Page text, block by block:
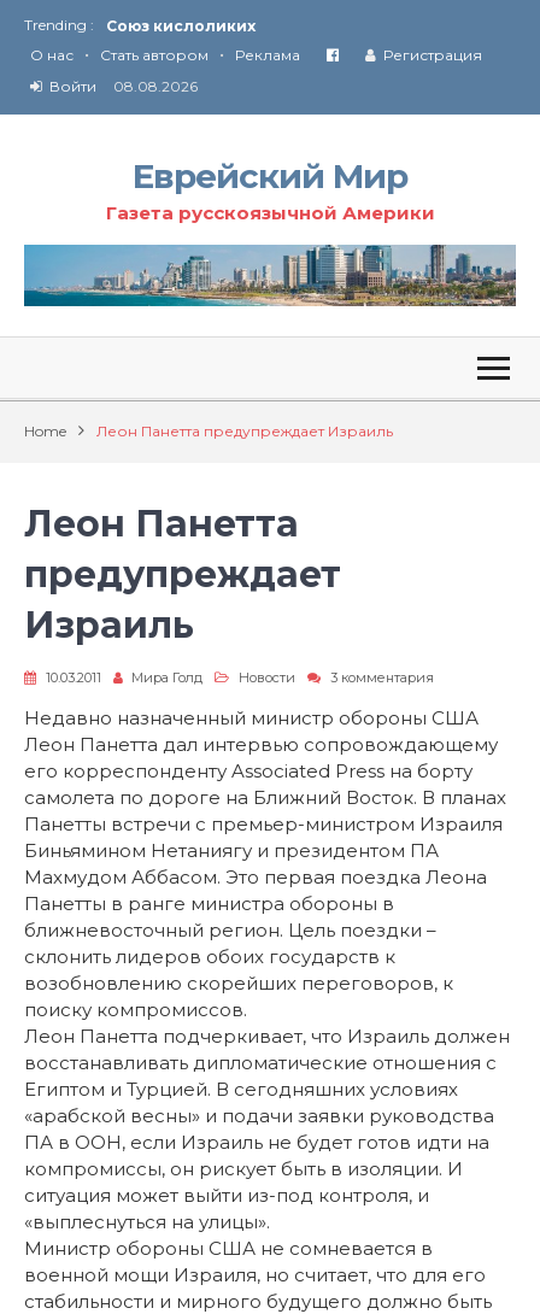
Trending :
Соглашение США с Ираном
Технология Революции в Иране
О нас • Стать автором • Реклама
Регистрация
Войти
08.08.2026
Еврейский Мир
Газета русскоязычной Америки
Home Леон Панетта предупреждает Израиль
Леон Панетта
предупреждает
Израиль
10.03.2011 Мира Голд Новости 3 комментария
Леон
предупреждает
Израиль
Недавно назначенный министр обороны США
Леон Панетта дал интервью сопровождающему
его корреспонденту Associated Press на борту
самолета по дороге на Ближний Восток. В планах
Панетты встречи с премьер-министром Израиля
Биньямином Нетаниягу и президентом ПА
Махмудом Аббасом. Это первая поездка Леона
Панетты в ранге министра обороны в
ближневосточный регион. Цель поездки –
склонить лидеров обоих государств к
возобновлению скорейших переговоров, к
поиску компромиссов.
Леон Панетта подчеркивает, что Израиль должен
восстанавливать дипломатические отношения с
Египтом и Турцией. В сегодняшних условиях
«арабской весны» и подачи заявки руководства
ПА в ООН, если Израиль не будет готов идти на
компромиссы, он рискует быть в изоляции. И
ситуация может выйти из-под контроля, и
«выплеснуться на улицы».
Министр обороны США не сомневается в
военной мощи Израиля, но считает, что для его
стабильности и мирного будущего должно быть